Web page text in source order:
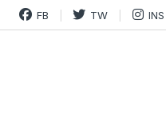
FB TW INS